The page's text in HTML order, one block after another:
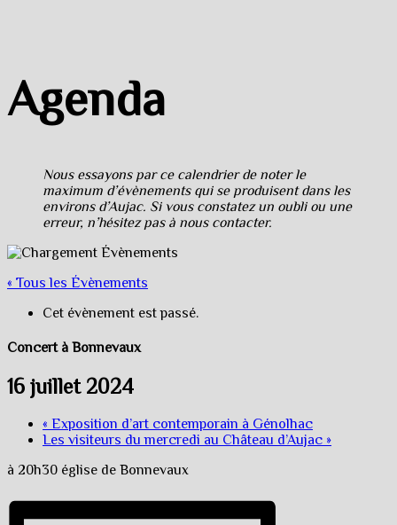
Agenda
Nous essayons par ce calendrier de noter le
maximum d’évènements qui se produisent dans les
environs d’Aujac. Si vous constatez un oubli ou une
erreur, n’hésitez pas à nous contacter.
« Tous les Évènements
Cet évènement est passé.
Concert à Bonnevaux
16 juillet 2024
« Exposition d’art contemporain à Génolhac
Les visiteurs du mercredi au Château d’Aujac »
à 20h30 église de Bonnevaux